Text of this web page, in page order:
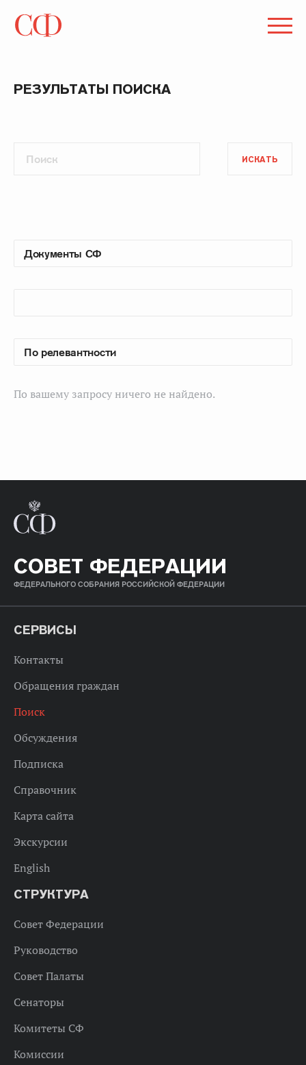
РЕЗУЛЬТАТЫ ПОИСКА
ИСКАТЬ
По вашему запросу ничего не найдено.
СОВЕТ ФЕДЕРАЦИИ
ФЕДЕРАЛЬНОГО СОБРАНИЯ РОССИЙСКОЙ ФЕДЕРАЦИИ
СЕРВИСЫ
Контакты
Обращения граждан
Поиск
Обсуждения
Подписка
Справочник
Карта сайта
Экскурсии
English
СТРУКТУРА
Совет Федерации
Руководство
Совет Палаты
Сенаторы
Комитеты СФ
Комиссии